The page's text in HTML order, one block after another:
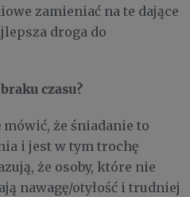
zamieniać na te dające
droga do
czasu?
mówić, że śniadanie to
i jest w tym trochę
że osoby, które nie
nawagę/otyłość i trudniej